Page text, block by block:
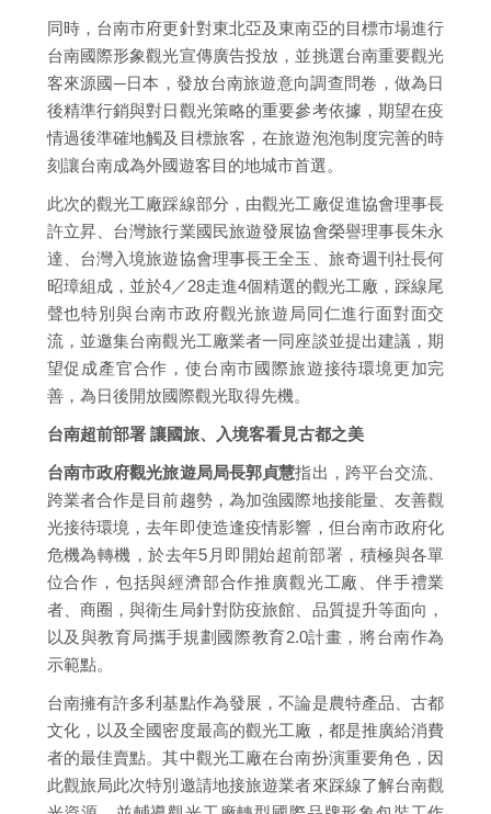
同時，台南市府更針對東北亞及東南亞的目標市場進行
台南國際形象觀光宣傳廣告投放，並挑選台南重要觀光
客來源國─日本，發放台南旅遊意向調查問卷，做為日
後精準行銷與對日觀光策略的重要參考依據，期望在疫
情過後準確地觸及目標旅客，在旅遊泡泡制度完善的時
刻讓台南成為外國遊客目的地城市首選。
此次的觀光工廠踩線部分，由觀光工廠促進協會理事長
許立昇、台灣旅行業國民旅遊發展協會榮譽理事長朱永
達、台灣入境旅遊協會理事長王全玉、旅奇週刊社長何
昭璋組成，並於4／28走進4個精選的觀光工廠，踩線尾
聲也特別與台南市政府觀光旅遊局同仁進行面對面交
流，並邀集台南觀光工廠業者一同座談並提出建議，期
望促成產官合作，使台南市國際旅遊接待環境更加完
善，為日後開放國際觀光取得先機。
台南超前部署 讓國旅、入境客看見古都之美
台南市政府觀光旅遊局局長郭貞慧指出，跨平台交流、
跨業者合作是目前趨勢，為加強國際地接能量、友善觀
光接待環境，去年即使造逢疫情影響，但台南市政府化
危機為轉機，於去年5月即開始超前部署，積極與各單
位合作，包括與經濟部合作推廣觀光工廠、伴手禮業
者、商圈，與衛生局針對防疫旅館、品質提升等面向，
以及與教育局攜手規劃國際教育2.0計畫，將台南作為
示範點。
台南擁有許多利基點作為發展，不論是農特產品、古都
文化，以及全國密度最高的觀光工廠，都是推廣給消費
者的最佳賣點。其中觀光工廠在台南扮演重要角色，因
此觀旅局此次特別邀請地接旅遊業者來踩線了解台南觀